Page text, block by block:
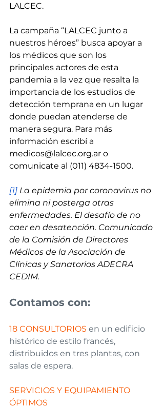
LALCEC.
La campaña “LALCEC junto a
nuestros héroes” busca apoyar a
los médicos que son los
principales actores de esta
pandemia a la vez que resalta la
importancia de los estudios de
detección temprana en un lugar
donde puedan atenderse de
manera segura. Para más
información escribí a
medicos@lalcec.org.ar o
comunicate al (011) 4834-1500.
[1] La epidemia por coronavirus no
elimina ni posterga otras
enfermedades. El desafío de no
caer en desatención. Comunicado
de la Comisión de Directores
Médicos de la Asociación de
Clínicas y Sanatorios ADECRA
CEDIM.
Contamos con:
18 CONSULTORIOS en un edificio
histórico de estilo francés,
distribuidos en tres plantas, con
salas de espera.
SERVICIOS Y EQUIPAMIENTO
ÓPTIMOS